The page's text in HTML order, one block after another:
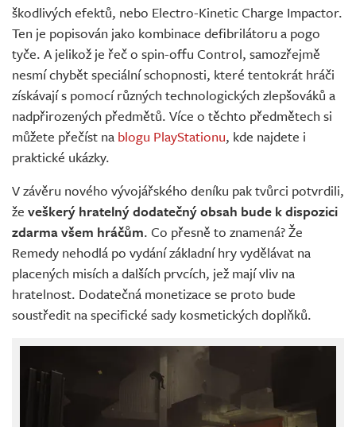
škodlivých efektů, nebo Electro-Kinetic Charge Impactor.
Ten je popisován jako kombinace defibrilátoru a pogo
tyče. A jelikož je řeč o spin-offu Control, samozřejmě
nesmí chybět speciální schopnosti, které tentokrát hráči
získávají s pomocí různých technologických zlepšováků a
nadpřirozených předmětů. Více o těchto předmětech si
můžete přečíst na blogu PlayStationu, kde najdete i
praktické ukázky.
V závěru nového vývojářského deníku pak tvůrci potvrdili,
že veškerý hratelný dodatečný obsah bude k dispozici
zdarma všem hráčům. Co přesně to znamená? Že
Remedy nehodlá po vydání základní hry vydělávat na
placených misích a dalších prvcích, jež mají vliv na
hratelnost. Dodatečná monetizace se proto bude
soustředit na specifické sady kosmetických doplňků.